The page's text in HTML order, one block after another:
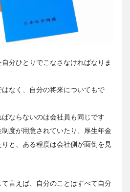
分ひとりでこなさなければなりま
なく、自分の将来についてもで
ならないのは会社員も同じです
度が用意されていたり、厚生年金
と、ある程度は会社側が面倒を見
言えば、自分のことはすべて自分